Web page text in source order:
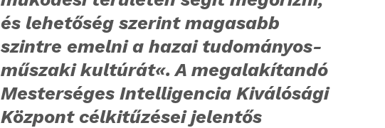
és lehetőség szerint magasabb
szintre emelni a hazai tudományos-
műszaki kultúrát«. A megalakítandó
Mesterséges Intelligencia Kiválósági
Központ célkitűzései jelentős